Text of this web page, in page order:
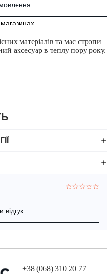
магазинах
матеріалів та має стропи
аксесуар в теплу пору року.
тканини Twill. Це
має високі дихаючі,
вона трохи коротша, ніж
високої
☆☆☆☆☆
відгук
+38 (068) 310 20 77